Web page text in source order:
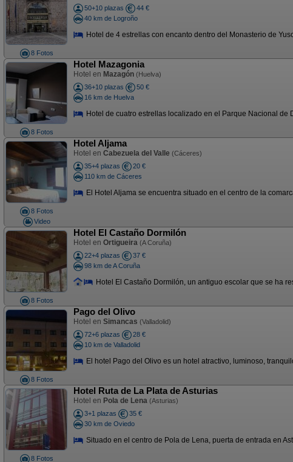
8 Fotos
50+10 plazas
44 €
40 km de Logroño
Hotel de 4 estrellas con encanto dentro del Monasterio de
8 Fotos
Hotel Mazagonia
Hotel en Mazagón (Huelva)
36+10 plazas
50 €
16 km de Huelva
Hotel de cuatro estrellas localizado en el Parque Nacional de
8 Fotos
Video
Hotel Aljama
Hotel en Cabezuela del Valle (Cáceres)
35+4 plazas
20 €
110 km de Cáceres
El Hotel Aljama se encuentra situado en el centro de la
8 Fotos
Hotel El Castaño Dormilón
Hotel en Ortigueira (A Coruña)
22+4 plazas
37 €
98 km de A Coruña
Hotel El Castaño Dormilón, un antiguo escolar que se ha
8 Fotos
Pago del Olivo
Hotel en Simancas (Valladolid)
72+6 plazas
28 €
10 km de Valladolid
El hotel Pago del Olivo es un hotel atractivo, luminoso,
8 Fotos
Hotel Ruta de La Plata de Asturias
Hotel en Pola de Lena (Asturias)
3+1 plazas
35 €
30 km de Oviedo
Situado en el centro de Pola de Lena, puerta de entrada en